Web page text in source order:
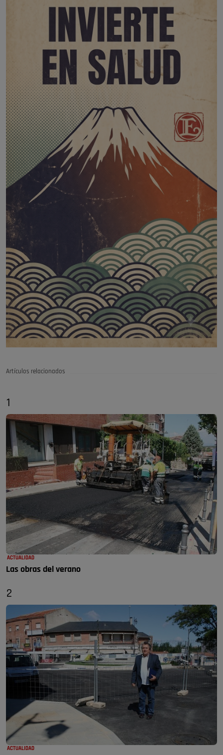
Artículos relacionados
1
ACTUALIDAD
Las obras del verano
2
ACTUALIDAD